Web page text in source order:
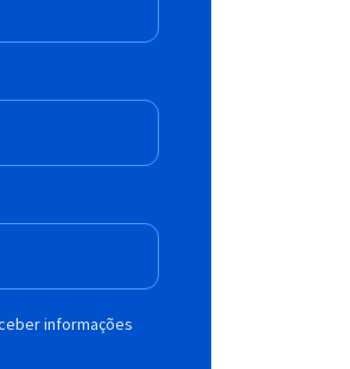
informações